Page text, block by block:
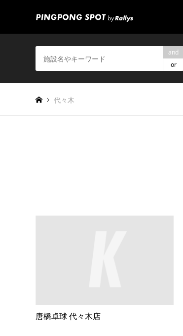
and
or
代々木
唐橋卓球 代々木店